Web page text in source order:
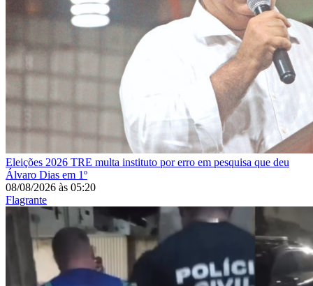
Eleições 2026 TRE multa instituto por erro em pesquisa que deu
Álvaro Dias em 1º
08/08/2026 às 05:20
Flagrante